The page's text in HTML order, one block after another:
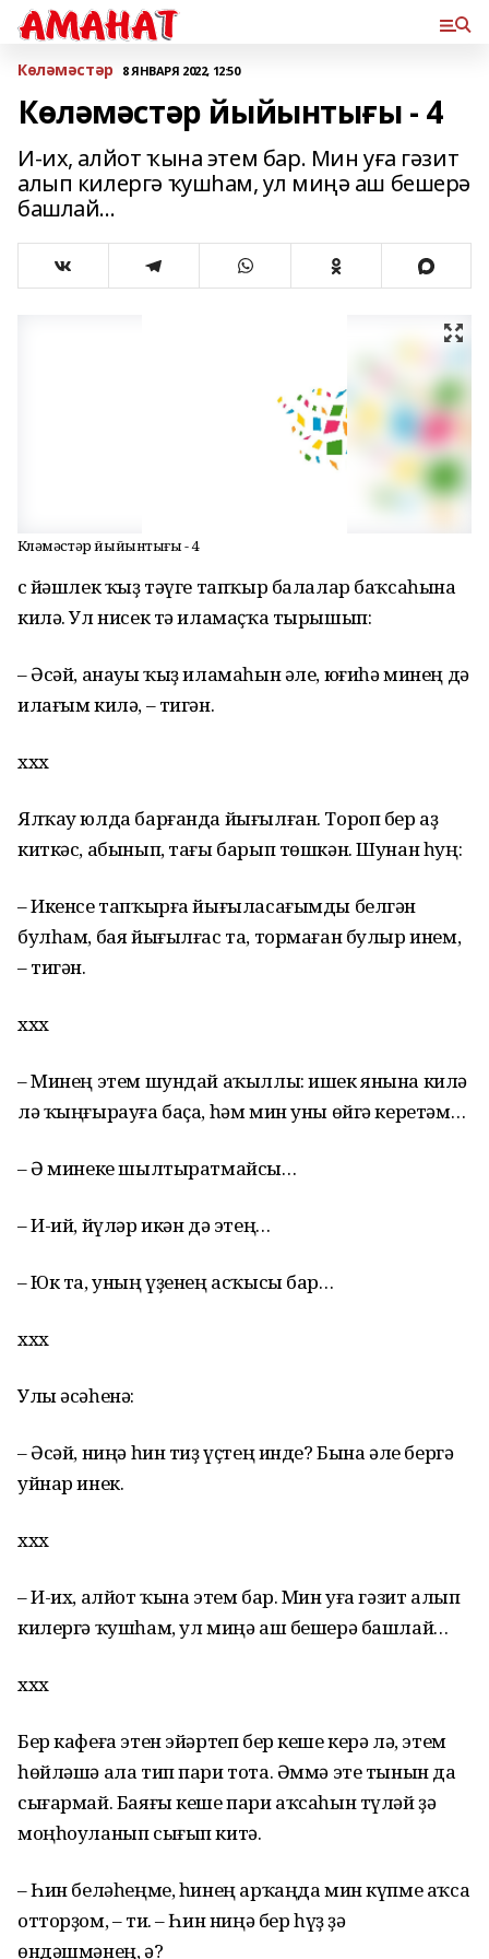
Көләмәстәр 8 ЯНВАРЯ 2022, 12:50
Көләмәстәр йыйынтығы - 4
И-их, алйот ҡына этем бар. Мин уға гәзит
алып килергә ҡушһам, ул миңә аш бешерә
башлай…
Көләмәстәр йыйынтығы - 4
Өс йәшлек ҡыҙ тәүге тапҡыр балалар баҡсаһына
килә. Ул нисек тә иламаҫҡа тырышып:
– Әсәй, анауы ҡыҙ иламаһын әле, юғиһә минең дә
илағым килә, – тигән.
ххх
Ялҡау юлда барғанда йығылған. Тороп бер аҙ
киткәс, абынып, тағы барып төшкән. Шунан һуң:
– Икенсе тапҡырға йығыласағымды белгән
булһам, бая йығылғас та, тормаған булыр инем,
– тигән.
ххх
– Минең этем шундай аҡыллы: ишек янына килә
лә ҡыңғырауға баҫа, һәм мин уны өйгә керетәм…
– Ә минеке шылтыратмайсы…
– И-ий, йүләр икән дә этең…
– Юк та, уның үҙенең асҡысы бар…
ххх
Улы әсәһенә:
– Әсәй, ниңә һин тиҙ үҫтең инде? Бына әле бергә
уйнар инек.
ххх
– И-их, алйот ҡына этем бар. Мин уға гәзит алып
килергә ҡушһам, ул миңә аш бешерә башлай…
ххх
Бер кафеға этен эйәртеп бер кеше керә лә, этем
һөйләшә ала тип пари тота. Әммә эте тынын да
сығармай. Баяғы кеше пари аҡсаһын түләй ҙә
моңһоуланып сығып китә.
– Һин беләһеңме, һинең арҡаңда мин күпме аҡса
отторҙом, – ти. – Һин ниңә бер һүҙ ҙә
өндәшмәнең, ә?